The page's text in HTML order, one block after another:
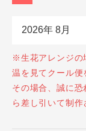
※生花アレンジの
温を見てクール便
その場合、誠に
ら差し引いて制作